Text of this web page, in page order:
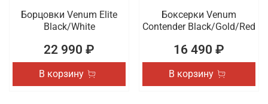
Борцовки Venum Elite
Black/White
22 990 ₽
В корзину
Боксерки Venum
Contender Black/Gold/Red
16 490 ₽
В корзину